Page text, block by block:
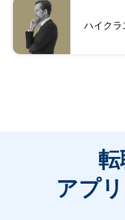
ハイクラ
アプリ